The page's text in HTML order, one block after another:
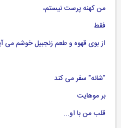
من کهنه پرست نیستم،
فقط
از بوی قهوه و طعم زنجبیل خوشم می آید!
"شانه" سفر می کند
بر موهایت
قلب من با او...